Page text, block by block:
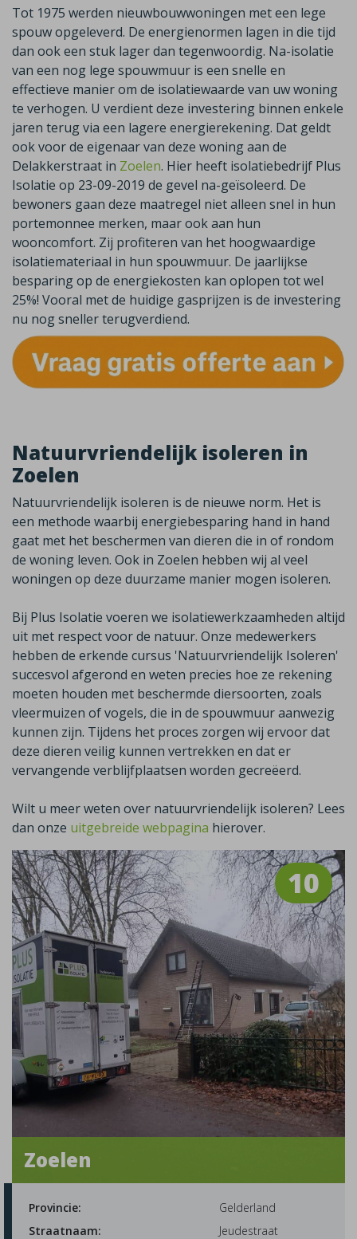
Tot 1975 werden nieuwbouwwoningen met een lege
spouw opgeleverd. De energienormen lagen in die tijd
dan ook een stuk lager dan tegenwoordig. Na-isolatie
van een nog lege spouwmuur is een snelle en
effectieve manier om de isolatiewaarde van uw woning
te verhogen. U verdient deze investering binnen enkele
jaren terug via een lagere energierekening. Dat geldt
ook voor de eigenaar van deze woning aan de
Delakkerstraat in Zoelen. Hier heeft isolatiebedrijf Plus
Isolatie op 23-09-2019 de gevel na-geïsoleerd. De
bewoners gaan deze maatregel niet alleen snel in hun
portemonnee merken, maar ook aan hun
wooncomfort. Zij profiteren van het hoogwaardige
isolatiemateriaal in hun spouwmuur. De jaarlijkse
besparing op de energiekosten kan oplopen tot wel
25%! Vooral met de huidige gasprijzen is de investering
nu nog sneller terugverdiend.
Natuurvriendelijk isoleren in
Zoelen
Natuurvriendelijk isoleren is de nieuwe norm. Het is
een methode waarbij energiebesparing hand in hand
gaat met het beschermen van dieren die in of rondom
de woning leven. Ook in Zoelen hebben wij al veel
woningen op deze duurzame manier mogen isoleren.
Bij Plus Isolatie voeren we isolatiewerkzaamheden altijd
uit met respect voor de natuur. Onze medewerkers
hebben de erkende cursus 'Natuurvriendelijk Isoleren'
succesvol afgerond en weten precies hoe ze rekening
moeten houden met beschermde diersoorten, zoals
vleermuizen of vogels, die in de spouwmuur aanwezig
kunnen zijn. Tijdens het proces zorgen wij ervoor dat
deze dieren veilig kunnen vertrekken en dat er
vervangende verblijfplaatsen worden gecreëerd.
Wilt u meer weten over natuurvriendelijk isoleren? Lees
dan onze uitgebreide webpagina hierover.
10
Zoelen
Provincie:
Gelderland
Straatnaam:
Jeudestraat